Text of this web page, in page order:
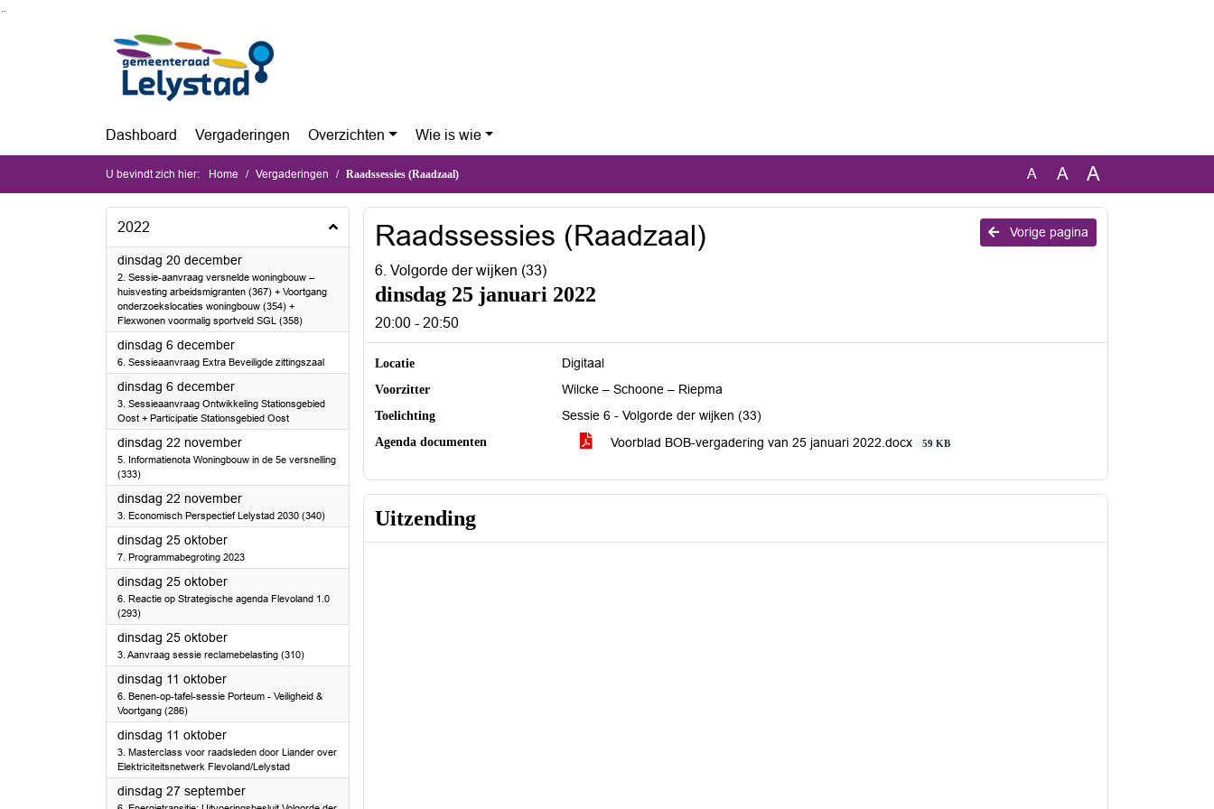
Dashboard Vergaderingen Overzichten Wie is wie
U bevindt zich hier: Home Vergaderingen Raadssessies (Raadzaal) A A A
2022
dinsdag 20 december 2022
2. Sessie-aanvraag versnelde woningbouw –
huisvesting arbeidsmigranten (367) + Voortgang
onderzoekslocaties woningbouw (354) +
Flexwonen voormalig sportveld SGL (358)
dinsdag 6 december 2022
6. Sessieaanvraag Extra Beveiligde zittingszaal
dinsdag 6 december 2022
3. Sessieaanvraag Ontwikkeling Stationsgebied
Oost + Participatie Stationsgebied Oost
dinsdag 22 november 2022
5. Informatienota Woningbouw in de 5e versnelling
(333)
dinsdag 22 november 2022
3. Economisch Perspectief Lelystad 2030 (340)
dinsdag 25 oktober 2022
7. Programmabegroting 2023
dinsdag 25 oktober 2022
6. Reactie op Strategische agenda Flevoland 1.0
(293)
dinsdag 25 oktober 2022
3. Aanvraag sessie reclamebelasting (310)
dinsdag 11 oktober 2022
6. Benen-op-tafel-sessie Porteum - Veiligheid &
Voortgang (286)
dinsdag 11 oktober 2022
3. Masterclass voor raadsleden door Liander over
Elektriciteitsnetwerk Flevoland/Lelystad
dinsdag 27 september 2022
6. Energietransitie: Uitvoeringsbesluit Volgorde der
Vorige pagina
Raadssessies (Raadzaal)
6. Volgorde der wijken (33)
dinsdag 25 januari 2022
20:00 - 20:50
Wilcke – Schoone – Riepma
Sessie 6 - Volgorde der wijken (33)
Agenda documenten